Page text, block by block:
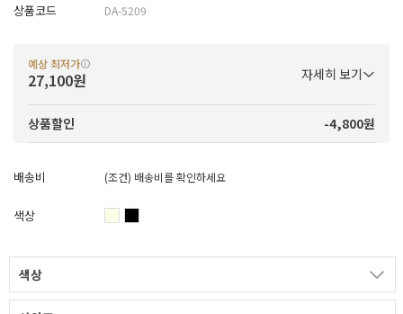
상품코드 DA-5209
예상 최저가
27,100원 자세히 보기
상품할인 -4,800원
배송비 (조건) 배송비를 확인하세요
색상
색상